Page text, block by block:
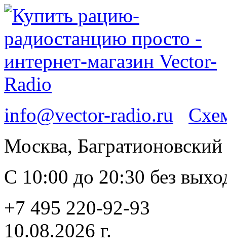
info@vector-radio.ru
Москва,
С 10:00 до 20:30 без
+7 495 220-92-93
10.08.2026 г.